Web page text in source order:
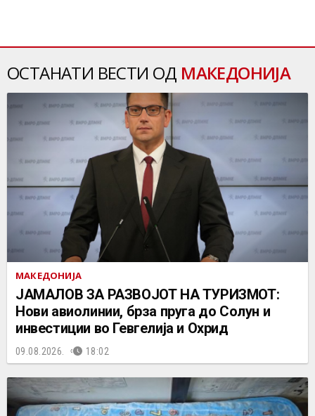
ОСТАНАТИ ВЕСТИ ОД МАКЕДОНИЈА
МАКЕДОНИЈА
ЈАМАЛОВ ЗА РАЗВОЈОТ НА ТУРИЗМОТ:
Нови авиолинии, брза пруга до Солун и
инвестиции во Гевгелија и Охрид
09.08.2026. 18:02